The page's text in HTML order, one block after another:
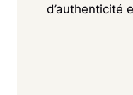
d’authenticité